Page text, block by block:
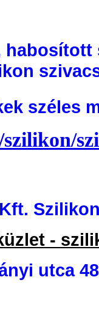
széles
Szilikon
-
utca